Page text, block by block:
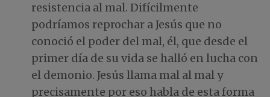
resistencia al mal. Difícilmente
podríamos reprochar a Jesús que no
conoció el poder del mal, él, que desde el
primer día de su vida se halló en lucha con
el demonio. Jesús llama mal al mal y
precisamente por eso habla de esta forma